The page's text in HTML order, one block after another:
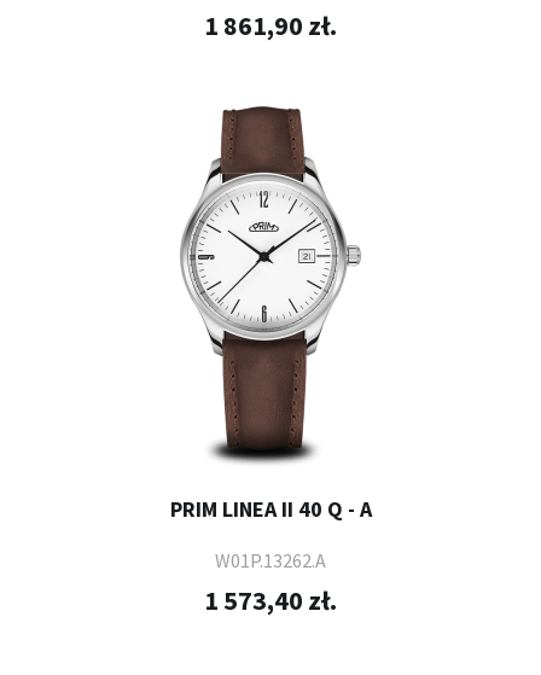
1 861,90 zł.
PRIM LINEA II 40 Q - A
W01P.13262.A
1 573,40 zł.